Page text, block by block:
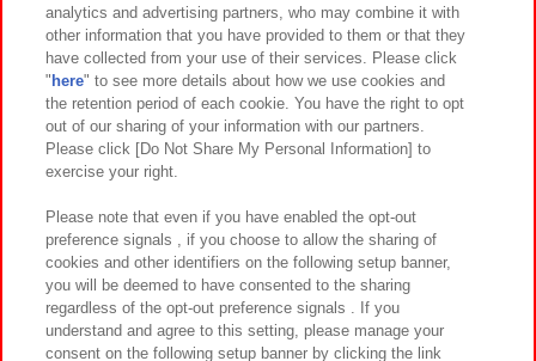
スマホ・PCであそぶ
イベント・キャンペーン
関連会社 サステナビリティ サイトポリシー
プライバシーポリシー ウェブアクセシビリティ方針と検証結果
お取引先さまとともに 食品のご提供について
カスタマーハラスメント対応方針 よくあるご質問・お問い合わせ
analytics and advertising partners, who may combine it with
other information that you have provided to them or that they
have collected from your use of their services. Please click
" here" to see more details about how we use cookies and
the retention period of each cookie. You have the right to opt
out of our sharing of your information with our partners.
Please click [Do Not Share My Personal Information] to
exercise your right.
Please note that even if you have enabled the opt-out
preference signals , if you choose to allow the sharing of
cookies and other identifiers on the following setup banner,
you will be deemed to have consented to the sharing
regardless of the opt-out preference signals . If you
understand and agree to this setting, please manage your
consent on the following setup banner by clicking the link